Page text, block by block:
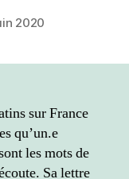
2020
sur France
qu’un.e
les mots de
Sa lettre